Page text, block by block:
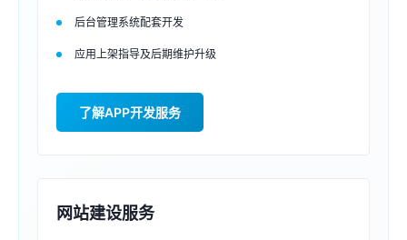
后台管理系统配套开发
应用上架指导及后期维护升级
了解APP开发服务
网站建设服务